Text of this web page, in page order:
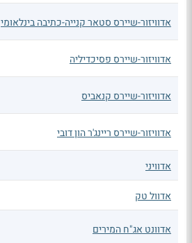
אדוויזור-שיירס סטאר קנייה-כתיבה בינלאומי
אדוויזור-שיירס פסיכדיליה
אדוויזור-שיירס קנאביס
אדוויזור-שיירס ריינג'ר הון דובי
אדוויני
אדוול טק
אדוונט אג"ח המירים